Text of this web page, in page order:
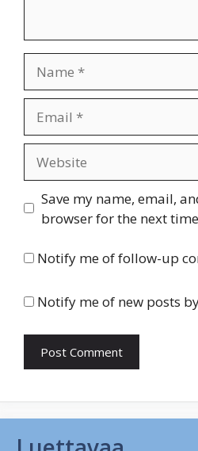
Save my name, email,
browser for the next
Notify me of follow-up
Notify me of new posts